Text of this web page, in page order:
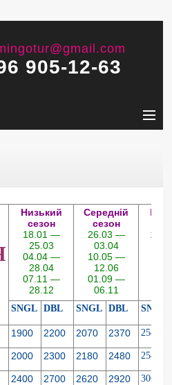
905-12-63
Низький
сезон
18.01 —
25.03
04.04 —
28.04
07.11 —
28.12
Середній
сезон
26.03 —
03.04
10.05 —
12.06
01.09 —
06.11
SNGL DBL SNGL DBL SNGL
1900 2200 2070 2370 2540
2000 2300 2180 2480 2540
2400 2700 2620 2920 3060